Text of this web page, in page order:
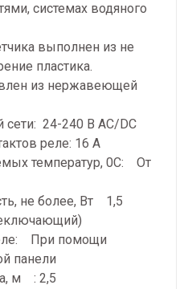
системах водяного
выполнен из не
пластика.
из нержавеющей
сети: 24-240 В АС/DC
реле: 16 А
температур, 0С: От
не более, Вт 1,5
При помощи
панели
м : 2,5